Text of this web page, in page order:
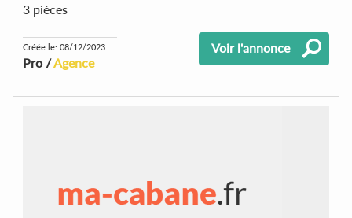
3 pièces
Créée le: 08/12/2023
Pro /Agence
Voir l'annonce